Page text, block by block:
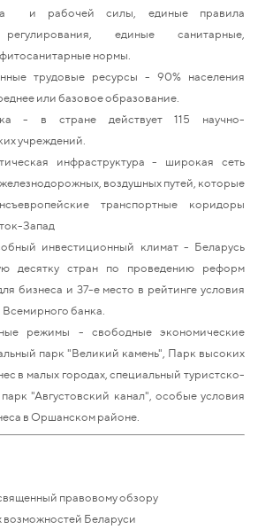
и рабочей силы, единые правила
регулирования, единые санитарные,
нормы.
трудовые ресурсы - 90% населения
или базовое образование.
- в стране действует 115 научно-
учреждений.
инфраструктура - широкая сеть
воздушных путей, которые
транспортные коридоры
Запад
инвестиционный климат - Беларусь
десятку стран по проведению реформ
бизнеса и 37-е место в рейтинге условия
банка.
режимы - свободные экономические
парк "Великий камень", Парк высоких
в малых городах, специальный туристско-
"Августовский канал", особые условия
в Оршанском районе.
правовому обзору
Беларуси